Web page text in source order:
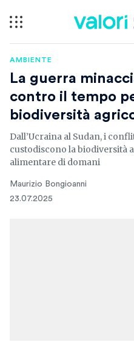
AMBIENTE
La guerra
contro il tempo
biodiversità
Dall’Ucraina al Sudan, i
custodiscono la biodiversità
alimentare di domani
Maurizio Bongioanni
23.07.2025